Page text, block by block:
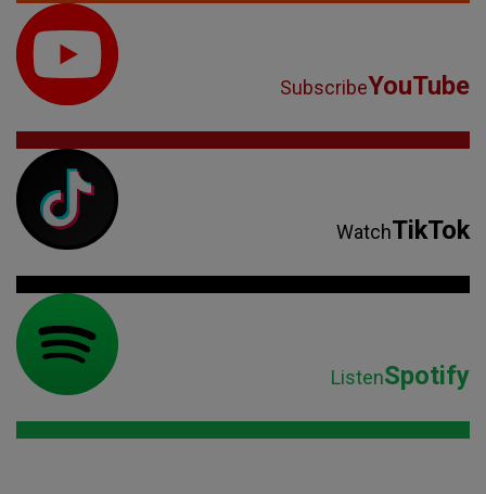
SubscribeYouTube
WatchTikTok
ListenSpotify